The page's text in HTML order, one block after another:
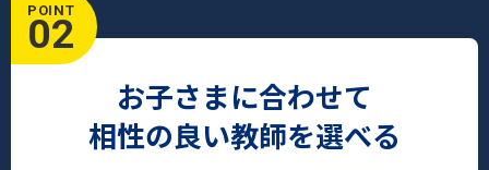
POINT
02
お子さまに合わせて
相性の良い教師を選べる